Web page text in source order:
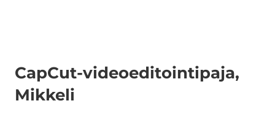
CapCut-videoeditointipaja,
Mikkeli